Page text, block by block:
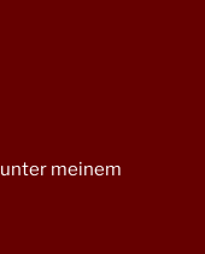
unter meinem